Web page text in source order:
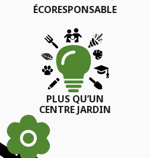
ÉCORESPONSABLE
PLUS QU’UN
CENTRE JARDIN